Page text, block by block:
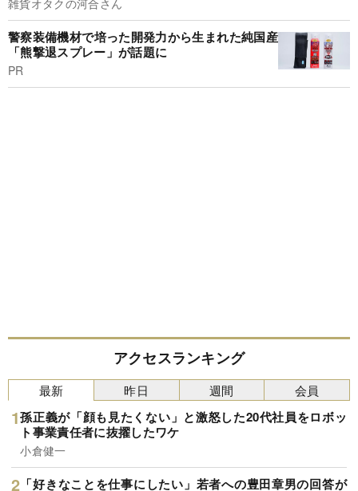
警察装備機材で培った開発力から生まれた純国産
「熊撃退スプレー」が話題に
PR
アクセスランキング
最新
孫正義が「顔も見たくない」と激怒した20代社員をロボッ
ト事業責任者に抜擢したワケ
小倉健一
「好きなことを仕事にしたい」若者への豊田章男の回答が
昨日 週間 会員